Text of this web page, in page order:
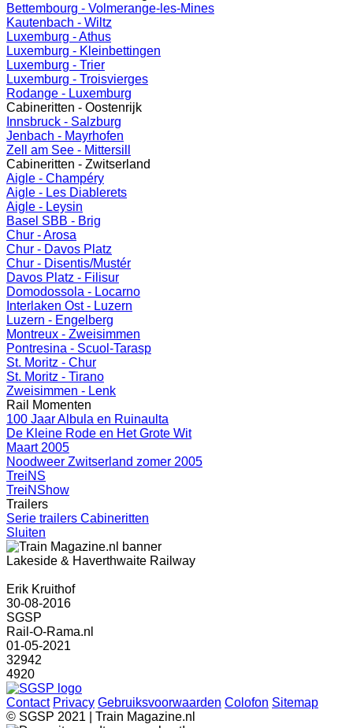
Bettembourg - Volmerange-les-Mines
Kautenbach - Wiltz
Luxemburg - Athus
Luxemburg - Kleinbettingen
Luxemburg - Trier
Luxemburg - Troisvierges
Rodange - Luxemburg
Cabineritten - Oostenrijk
Innsbruck - Salzburg
Jenbach - Mayrhofen
Zell am See - Mittersill
Cabineritten - Zwitserland
Aigle - Champéry
Aigle - Les Diablerets
Aigle - Leysin
Basel SBB - Brig
Chur - Arosa
Chur - Davos Platz
Chur - Disentis/Mustér
Davos Platz - Filisur
Domodossola - Locarno
Interlaken Ost - Luzern
Luzern - Engelberg
Montreux - Zweisimmen
Pontresina - Scuol-Tarasp
St. Moritz - Chur
St. Moritz - Tirano
Zweisimmen - Lenk
Rail Momenten
100 Jaar Albula en Ruinaulta
De Kleine Rode en Het Grote Wit
Maart 2005
Noodweer Zwitserland zomer 2005
TreiNS
TreiNShow
Trailers
Serie trailers Cabineritten
Sluiten
Lakeside & Haverthwaite Railway
Erik Kruithof
30-08-2016
SGSP
Rail-O-Rama.nl
01-05-2021
32942
4920
Contact Privacy Gebruiksvoorwaarden Colofon Sitemap
© SGSP 2021 | Train Magazine.nl